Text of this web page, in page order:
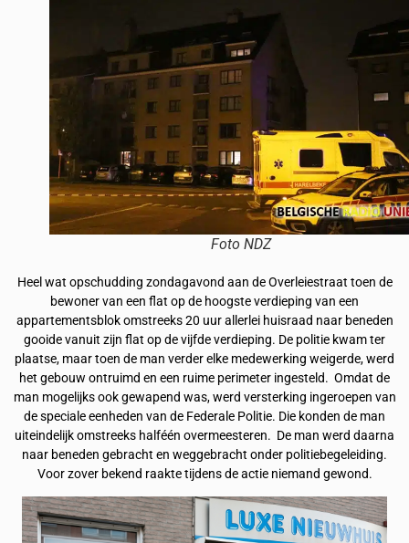
Foto NDZ
Heel wat opschudding zondagavond aan de Overleiestraat toen de
bewoner van een flat op de hoogste verdieping van een
appartementsblok omstreeks 20 uur allerlei huisraad naar beneden
gooide vanuit zijn flat op de vijfde verdieping. De politie kwam ter
plaatse, maar toen de man verder elke medewerking weigerde, werd
het gebouw ontruimd en een ruime perimeter ingesteld. Omdat de
man mogelijks ook gewapend was, werd versterking ingeroepen van
de speciale eenheden van de Federale Politie. Die konden de man
uiteindelijk omstreeks halféén overmeesteren. De man werd daarna
naar beneden gebracht en weggebracht onder politiebegeleiding.
Voor zover bekend raakte tijdens de actie niemand gewond.